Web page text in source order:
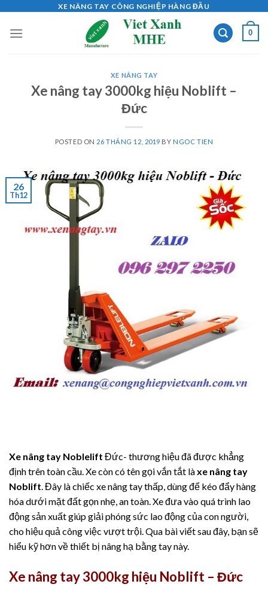
content
XE NÂNG TAY CÔNG NGHIỆP HÀNG ĐẦU
0
XE NÂNG TAY
Xe nâng tay 3000kg hiệu Noblift –
Đức
POSTED ON 26 THÁNG 12, 2019 BYNGOC TIEN
26
Th12
Xe nâng tay Noblelift Đức- thương hiệu đã được khẳng
định trên toàn cầu. Xe còn có tên gọi vắn tắt làxe nâng tay
Noblift. Đây là chiếc xe nâng tay thấp, dùng để kéo đẩy hàng
hóa dưới mặt đất gọn nhẹ, an toàn. Xe đưa vào quá trình lao
động sản xuất giúp giải phóng sức lao động của con người,
cho hiệu quả công việc vượt trội. Qua bài viết sau đây, bạn sẽ
hiểu kỹ hơn về thiết bị nâng hạ bằng tay này.
Xe nâng tay 3000kg hiệu Noblift – Đức